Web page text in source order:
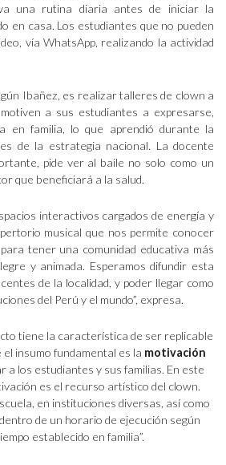
una rutina diaria antes de iniciar la
en casa. Los estudiantes que no pueden
vía WhatsApp, realizando la actividad
Ibañez, es realizar talleres de clown a
a sus estudiantes a expresarse,
en familia, lo que aprendió durante la
de la estrategia nacional. La docente
pide ver al baile no solo como un
que beneficiará a la salud.
interactivos cargados de energía y
musical que nos permite conocer
tener una comunidad educativa más
y animada. Esperamos difundir esta
de la localidad, y poder llegar como
del Perú y el mundo”, expresa.
tiene la característica de ser replicable
insumo fundamental es la motivación
a los estudiantes y sus familias. En este
es el recurso artístico del clown.
en instituciones diversas, así como
de un horario de ejecución según
establecido en familia”.